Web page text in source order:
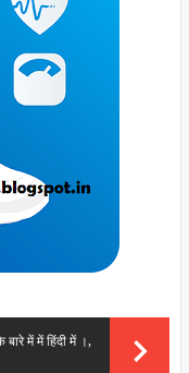
में में हिंदी में ।,